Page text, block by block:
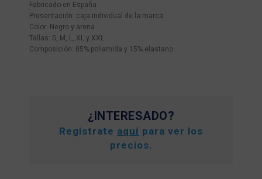
Fabricado en España
Presentación: caja individual de la marca
Color: Negro y arena
Tallas: S, M, L, XL y XXL
Composición: 85% poliamida y 15% elastano
¿INTERESADO?
Registrate aquí para ver los
precios.